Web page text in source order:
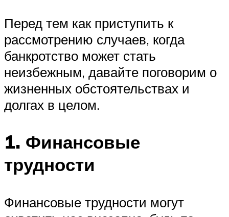
Перед тем как приступить к
рассмотрению случаев, когда
банкротство может стать
неизбежным, давайте поговорим о
жизненных обстоятельствах и
долгах в целом.
1. Финансовые
трудности
Финансовые трудности могут